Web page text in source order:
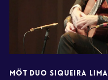
MÖT DUO SIQUEIRA LIMA